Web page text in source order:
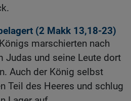
(2 Makk 13,18-23)
marschierten nach
Judas und seine Leute dort
Auch der König selbst
Teil des Heeres und schlug